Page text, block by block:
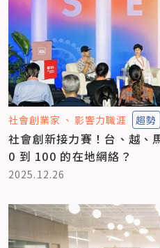
社會創業家 影響力職涯 趨勢
社會創新接力賽！台、越、
0 到 100 的在地網絡？
2025.12.26